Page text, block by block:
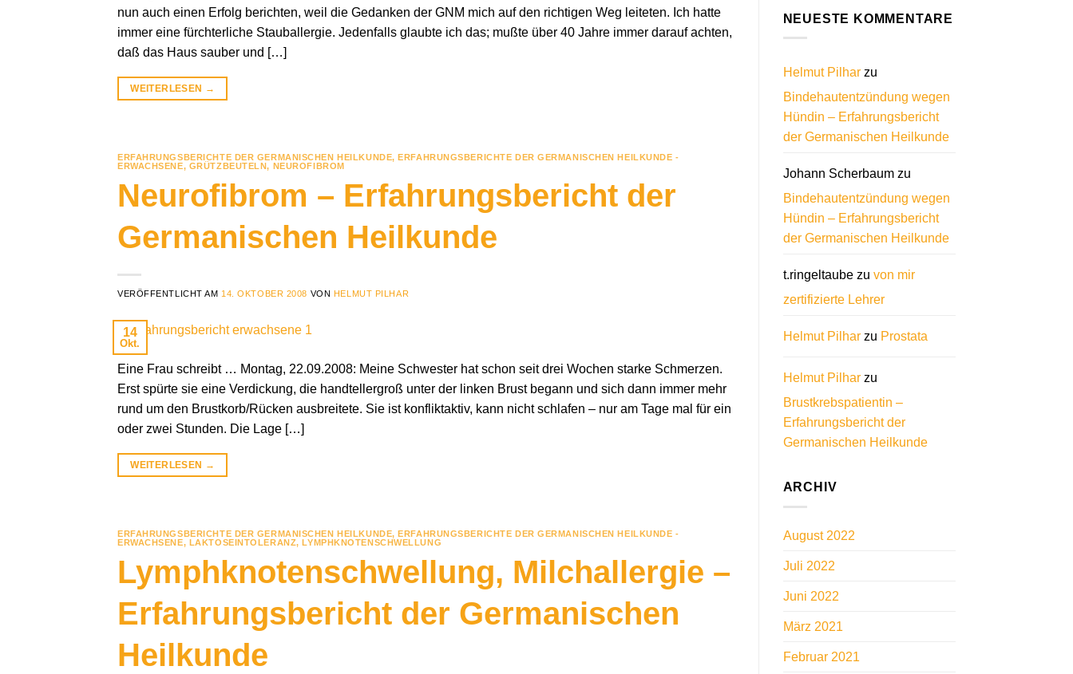
nun auch einen Erfolg berichten, weil die Gedanken der GNM mich auf den richtigen Weg leiteten. Ich hatte
immer eine fürchterliche Stauballergie. Jedenfalls glaubte ich das; mußte über 40 Jahre immer darauf achten,
daß das Haus sauber und […]
WEITERLESEN →
ERFAHRUNGSBERICHTE DER GERMANISCHEN HEILKUNDE,ERFAHRUNGSBERICHTE DER GERMANISCHEN HEILKUNDE -
ERWACHSENE, GRÜTZBEUTELN, NEUROFIBROM
Neurofibrom – Erfahrungsbericht der
Germanischen Heilkunde
VERÖFFENTLICHT AM14. OKTOBER 2008 VON HELMUT PILHAR
14
Okt.
Eine Frau schreibt … Montag, 22.09.2008: Meine Schwester hat schon seit drei Wochen starke Schmerzen.
Erst spürte sie eine Verdickung, die handtellergroß unter der linken Brust begann und sich dann immer mehr
rund um den Brustkorb/Rücken ausbreitete. Sie ist konfliktaktiv, kann nicht schlafen – nur am Tage mal für ein
oder zwei Stunden. Die Lage […]
WEITERLESEN →
ERFAHRUNGSBERICHTE DER GERMANISCHEN HEILKUNDE,ERFAHRUNGSBERICHTE DER GERMANISCHEN HEILKUNDE -
ERWACHSENE, LAKTOSEINTOLERANZ,LYMPHKNOTENSCHWELLUNG
Lymphknotenschwellung, Milchallergie –
Erfahrungsbericht der Germanischen
Heilkunde
NEUESTE KOMMENTARE
Helmut Pilharzu
Bindehautentzündung wegen
Hündin – Erfahrungsbericht
der Germanischen Heilkunde
Johann Scherbaumzu
Bindehautentzündung wegen
Hündin – Erfahrungsbericht
der Germanischen Heilkunde
t.ringeltaubezu von mir
zertifizierte Lehrer
Helmut Pilharzu Prostata
Helmut Pilharzu
Brustkrebspatientin –
Erfahrungsbericht der
Germanischen Heilkunde
ARCHIV
August 2022
Juli 2022
Juni 2022
März 2021
Februar 2021